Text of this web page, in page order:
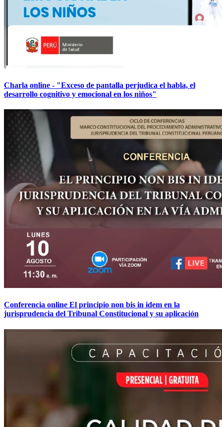
Charla online - "Exceso de pantalla perjudica el habla, el
desarrollo cognitivo y emocional en los niños"
Conferencia online El principio non bis in idem en la
jurisprudencia del Tribunal Constitucional y su aplicación